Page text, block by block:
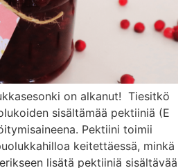
on alkanut! Tiesitkö
sisältämää pektiiniä (E
Pektiini toimii
keitettäessä, minkä
lisätä pektiiniä sisältävää